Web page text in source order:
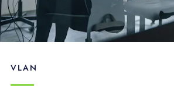
VLAN